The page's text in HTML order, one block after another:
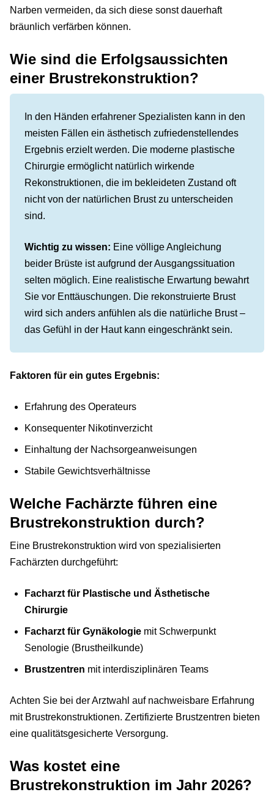
Narben vermeiden, da sich diese sonst dauerhaft
bräunlich verfärben können.
Wie sind die Erfolgsaussichten
einer Brustrekonstruktion?
In den Händen erfahrener Spezialisten kann in den
meisten Fällen ein ästhetisch zufriedenstellendes
Ergebnis erzielt werden. Die moderne plastische
Chirurgie ermöglicht natürlich wirkende
Rekonstruktionen, die im bekleideten Zustand oft
nicht von der natürlichen Brust zu unterscheiden
sind.
Wichtig zu wissen: Eine völlige Angleichung
beider Brüste ist aufgrund der Ausgangssituation
selten möglich. Eine realistische Erwartung bewahrt
Sie vor Enttäuschungen. Die rekonstruierte Brust
wird sich anders anfühlen als die natürliche Brust –
das Gefühl in der Haut kann eingeschränkt sein.
Faktoren für ein gutes Ergebnis:
Erfahrung des Operateurs
Konsequenter Nikotinverzicht
Einhaltung der Nachsorgeanweisungen
Stabile Gewichtsverhältnisse
Welche Fachärzte führen eine
Brustrekonstruktion durch?
Eine Brustrekonstruktion wird von spezialisierten
Fachärzten durchgeführt:
Facharzt für Plastische und Ästhetische
Chirurgie
Facharzt für Gynäkologie mit Schwerpunkt
Senologie (Brustheilkunde)
Brustzentren mit interdisziplinären Teams
Achten Sie bei der Arztwahl auf nachweisbare Erfahrung
mit Brustrekonstruktionen. Zertifizierte Brustzentren bieten
eine qualitätsgesicherte Versorgung.
Was kostet eine
Brustrekonstruktion im Jahr 2026?